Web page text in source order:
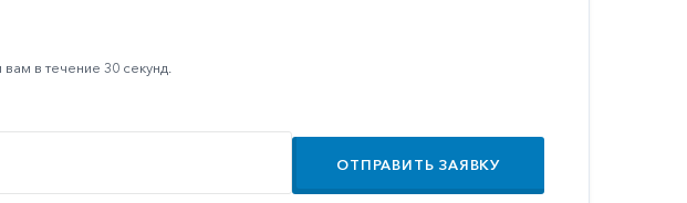
в течение 30 секунд.
ОТПРАВИТЬ ЗАЯВКУ